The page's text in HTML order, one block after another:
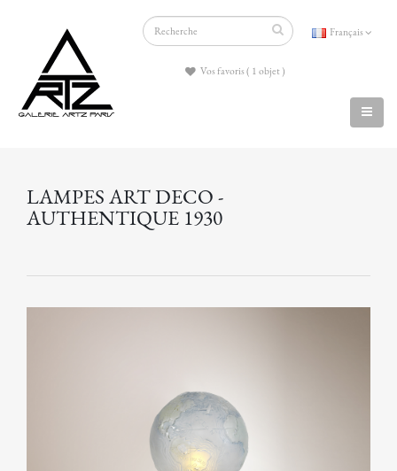
Français
Vos favoris ( 1 objet )
LAMPES ART DECO -
AUTHENTIQUE 1930